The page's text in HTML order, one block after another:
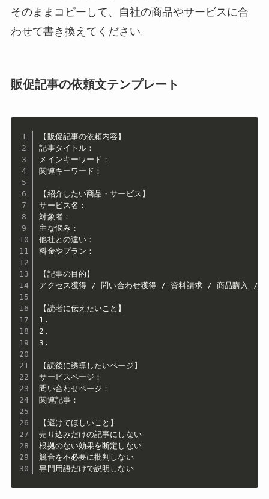
そのままコピーして、自社の商品やサービスに合
わせて書き換えてください。
販促記事の依頼文テンプレート
【販促記事の依頼内容】
記事タイトル：
メインキーワード：
関連キーワード：
【紹介したい商品・サービス】
サービス名：
対象者：
主な悩み：
他社との違い：
料金やプラン：
【記事の目的】
アクセス獲得 / 問い合わせ獲得 / 資料請求 / 商品購入 / サ
【読者に伝えたいこと】
1.
2.
3.
【読後に誘導したいページ】
サービスページ：
問い合わせページ：
関連記事：
【避けてほしいこと】
売り込みだけの記事にしない
根拠のない効果を断定しない
競合を不必要に批判しない
専門用語だけで説明しない